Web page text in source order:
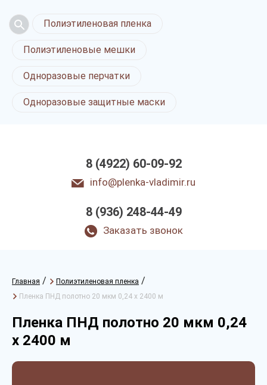
Полиэтиленовая пленка
Полиэтиленовые мешки
Одноразовые перчатки
Одноразовые защитные маски
8 (4922) 60-09-92
info@plenka-vladimir.ru
8 (936) 248-44-49
Заказать звонок
Главная / Полиэтиленовая пленка /
Пленка ПНД полотно 20 мкм 0,24 х 2400 м
Пленка ПНД полотно 20 мкм 0,24
х 2400 м